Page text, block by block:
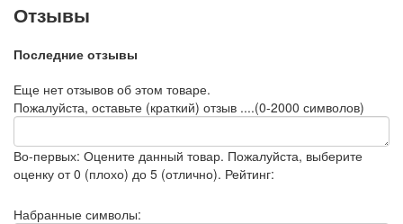
Отзывы
Последние отзывы
Еще нет отзывов об этом товаре.
Пожалуйста, оставьте (краткий) отзыв ....(0-2000 символов)
Во-первых: Оцените данный товар. Пожалуйста, выберите
оценку от 0 (плохо) до 5 (отлично). Рейтинг:
Набранные символы: